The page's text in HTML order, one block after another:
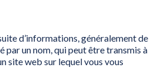
d’informations, généralement de
un nom, qui peut être transmis à
site web sur lequel vous vous